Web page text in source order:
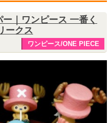
｜ワンピース 一番く
ークス
ワンピース/ONE PIECE